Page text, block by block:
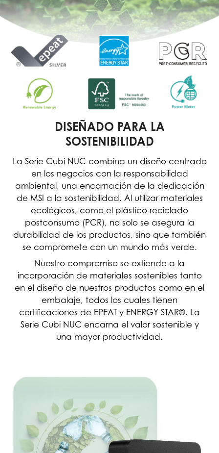
DISEÑADO PARA LA
SOSTENIBILIDAD
La Serie Cubi NUC combina un diseño centrado
en los negocios con la responsabilidad
ambiental, una encarnación de la dedicación
de MSI a la sostenibilidad. Al utilizar materiales
ecológicos, como el plástico reciclado
postconsumo (PCR), no solo se asegura la
durabilidad de los productos, sino que también
se compromete con un mundo más verde.
Nuestro compromiso se extiende a la
incorporación de materiales sostenibles tanto
en el diseño de nuestros productos como en el
embalaje, todos los cuales tienen
certificaciones de EPEAT y ENERGY STAR®. La
Serie Cubi NUC encarna el valor sostenible y
una mayor productividad.